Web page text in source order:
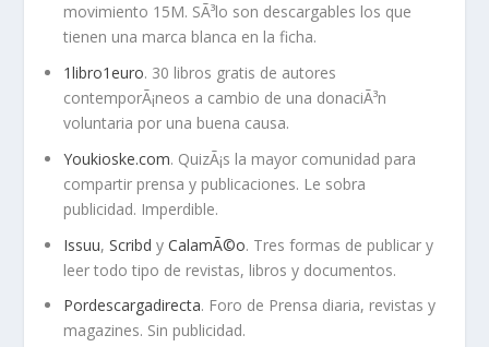
movimiento 15M. SÃ³lo son descargables los que
tienen una marca blanca en la ficha.
1libro1euro. 30 libros gratis de autores
contemporÃ¡neos a cambio de una donaciÃ³n
voluntaria por una buena causa.
Youkioske.com. QuizÃ¡s la mayor comunidad para
compartir prensa y publicaciones. Le sobra
publicidad. Imperdible.
Issuu,Scribd yCalamÃ©o. Tres formas de publicar y
leer todo tipo de revistas, libros y documentos.
Pordescargadirecta. Foro de Prensa diaria, revistas y
magazines. Sin publicidad.